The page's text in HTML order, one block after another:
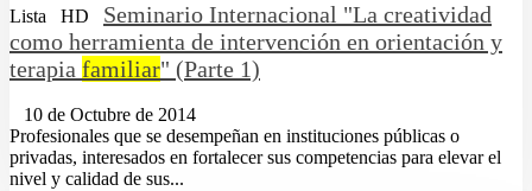
Lista HD
Seminario Internacional "La creatividad
como herramienta de intervención en orientación y
terapia familiar" (Parte 1)
10 de Octubre de 2014
Profesionales que se desempeñan en instituciones públicas o
privadas, interesados en fortalecer sus competencias para elevar el
nivel y calidad de sus...